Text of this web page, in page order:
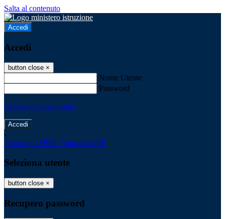
Salta al contenuto
Accedi
Accedi
button close ×
Nome Utente
Password
Password dimenticata?
-
Entra con SPID Entra con CIE
Seleziona utente
button close ×
Recupero password